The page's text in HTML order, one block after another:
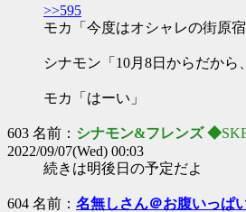
>>595
モカ「今度はオシャレの街原宿
シナモン「10月8日からだから
モカ「はーい」
603 名前： シナモン&フレンズ ◆
2022/09/07(Wed) 00:03
続きは明後日の予定だよ
604 名前： 名無しさん＠お腹いっぱ